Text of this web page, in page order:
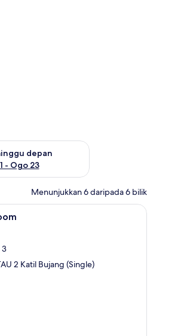
16
depan
- Ogo 23
untuk hujung minggu depan Ogo 21 -
Menunjukkan 6 daripada 6 bilik
seterikaStandard Double Room | Peti besi dalam
3
2 Katil Bujang (Single)